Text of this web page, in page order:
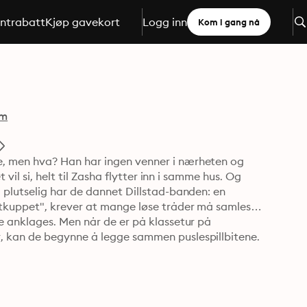
Kjøp gavekort Logg inn Kom i gang nå
hva? Han har ingen venner i nærheten og
si, helt til Zasha flytter inn i samme hus. Og
har de dannet Dillstad-banden: en
krever at mange løse tråder må samles.
Men når de er på klassetur på
de begynne å legge sammen puslespillbitene.